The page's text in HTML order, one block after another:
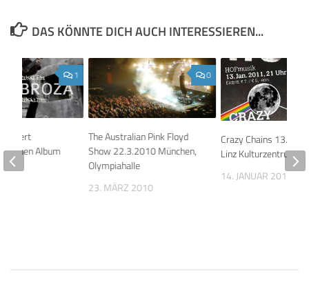
DAS KÖNNTE DICH AUCH INTERESSIEREN...
0
The Australian Pink Floyd
Show 22.3.2010 München,
Olympiahalle
23. MÄRZ 2010
Crazy Chains
Linz Kulturzentrum
14. JANUAR 2011
1
covert
neuen Album